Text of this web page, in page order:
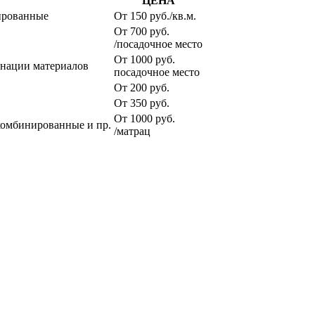
От 150 руб./кв.м.
От 700 руб.
/посадочное место
материалов
От 1000 руб.
посадочное место
От 200 руб.
От 350 руб.
и пр.
От 1000 руб.
/матрац